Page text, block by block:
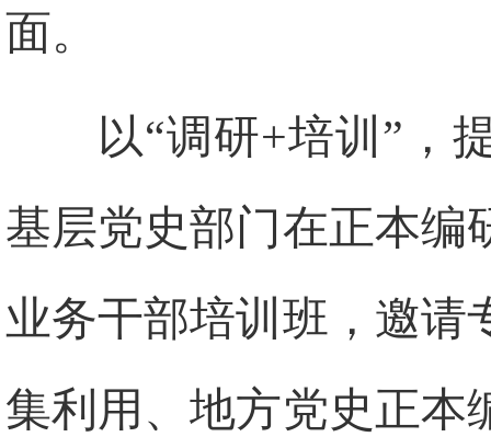
面。
以“调研+培训”，
基层党史部门在正本编
业务干部培训班，邀请
集利用、地方党史正本